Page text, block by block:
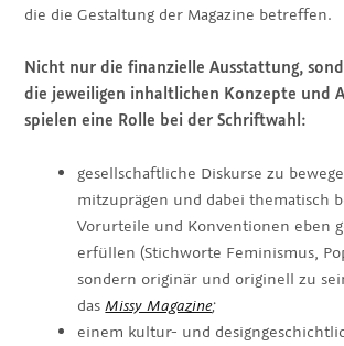
die die Gestaltung der Magazine betreffen.
Nicht nur die finanzielle Ausstattung,
die jeweiligen inhaltlichen Konzepte und
spielen eine Rolle bei der Schriftwahl:
gesellschaftliche Diskurse zu
mitzuprägen und dabei thematisch
Vorurteile und Konventionen eben
erfüllen (Stichworte Feminismus,
sondern originär und originell zu
dasMissy Magazine;
einem kultur- und